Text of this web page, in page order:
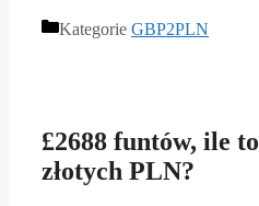
Kategorie GBP2PLN
£2688 funtów, ile to
złotych PLN?